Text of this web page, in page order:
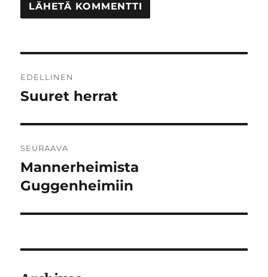
selaus
EDELLINEN
Edellinen
Suuret herrat
SEURAAVA
Seuraava
artikkeli:
Mannerheimista
Guggenheimiin